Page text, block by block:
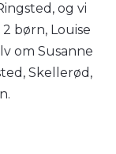
og vi
børn, Louise
om Susanne
Skellerød,